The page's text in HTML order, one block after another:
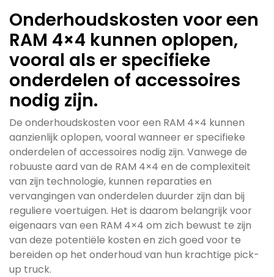
Onderhoudskosten voor een
RAM 4×4 kunnen oplopen,
vooral als er specifieke
onderdelen of accessoires
nodig zijn.
De onderhoudskosten voor een RAM 4×4 kunnen
aanzienlijk oplopen, vooral wanneer er specifieke
onderdelen of accessoires nodig zijn. Vanwege de
robuuste aard van de RAM 4×4 en de complexiteit
van zijn technologie, kunnen reparaties en
vervangingen van onderdelen duurder zijn dan bij
reguliere voertuigen. Het is daarom belangrijk voor
eigenaars van een RAM 4×4 om zich bewust te zijn
van deze potentiële kosten en zich goed voor te
bereiden op het onderhoud van hun krachtige pick-
up truck.